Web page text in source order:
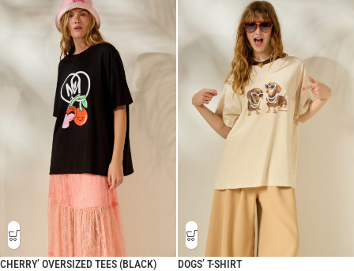
CHERRY’ OVERSIZED TEES (BLACK) DOGS’ T-SHIRT